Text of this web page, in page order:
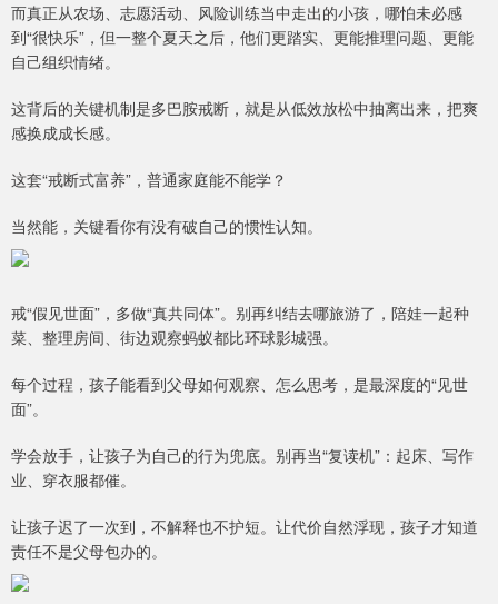
而真正从农场、志愿活动、风险训练当中走出的小孩，哪怕未必感
到“很快乐”，但一整个夏天之后，他们更踏实、更能推理问题、更能
自己组织情绪。
这背后的关键机制是多巴胺戒断，就是从低效放松中抽离出来，把爽
感换成成长感。
这套“戒断式富养”，普通家庭能不能学？
当然能，关键看你有没有破自己的惯性认知。
戒“假见世面”，多做“真共同体”。别再纠结去哪旅游了，陪娃一起种
菜、整理房间、街边观察蚂蚁都比环球影城强。
每个过程，孩子能看到父母如何观察、怎么思考，是最深度的“见世
面”。
学会放手，让孩子为自己的行为兜底。别再当“复读机”：起床、写作
业、穿衣服都催。
让孩子迟了一次到，不解释也不护短。让代价自然浮现，孩子才知道
责任不是父母包办的。